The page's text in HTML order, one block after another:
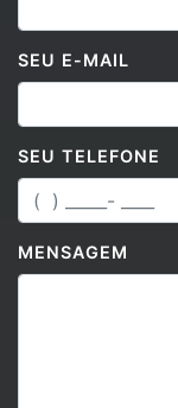
SEU E-MAIL
SEU TELEFONE
MENSAGEM